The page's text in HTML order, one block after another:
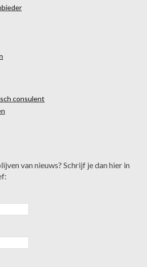
consulent
van nieuws? Schrijf je dan hier in